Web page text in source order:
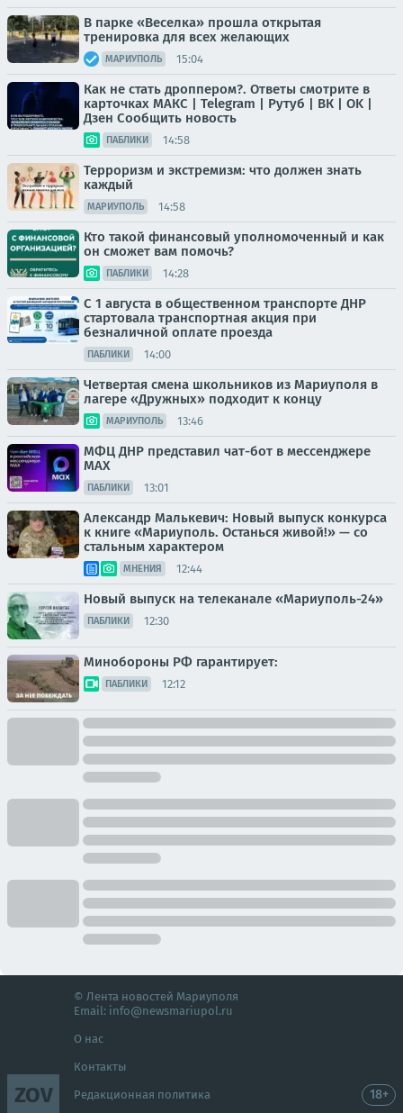
В парке «Веселка» прошла открытая
тренировка для всех желающих
МАРИУПОЛЬ 15:04
Как не стать дроппером?. Ответы смотрите в
карточках МАКС | Telegram | Рутуб | ВК | OK |
Дзен Сообщить новость
ПАБЛИКИ 14:58
Терроризм и экстремизм: что должен знать
каждый
МАРИУПОЛЬ 14:58
Кто такой финансовый уполномоченный и как
он сможет вам помочь?
ПАБЛИКИ 14:28
С 1 августа в общественном транспорте ДНР
стартовала транспортная акция при
безналичной оплате проезда
ПАБЛИКИ 14:00
Четвертая смена школьников из Мариуполя в
лагере «Дружных» подходит к концу
МАРИУПОЛЬ 13:46
МФЦ ДНР представил чат-бот в мессенджере
MAX
ПАБЛИКИ 13:01
Александр Малькевич: Новый выпуск конкурса
к книге «Мариуполь. Останься живой!» — со
стальным характером
МНЕНИЯ 12:44
Новый выпуск на телеканале «Мариуполь-24»
ПАБЛИКИ 12:30
Минобороны РФ гарантирует:
ПАБЛИКИ 12:12
ZOV
© Лента новостей Мариуполя
Email: info@newsmariupol.ru
О нас
Контакты
Редакционная политика 18+